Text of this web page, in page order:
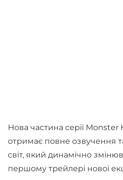
Нова частина серії
отримає повне озвучення
світ, який динамічно
першому трейлері нової